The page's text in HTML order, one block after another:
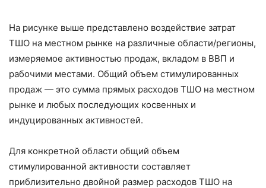
На рисунке выше представлено воздействие затрат
ТШО на местном рынке на различные области/регионы,
измеряемое активностью продаж, вкладом в ВВП и
рабочими местами. Общий объем стимулированных
продаж — это сумма прямых расходов ТШО на местном
рынке и любых последующих косвенных и
индуцированных активностей.
Для конкретной области общий объем
стимулированной активности составляет
приблизительно двойной размер расходов ТШО на